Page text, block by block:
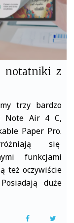
notatniki z
trzy bardzo
Note Air 4 C,
Paper Pro.
się
funkcjami
też oczywiście
duże
F